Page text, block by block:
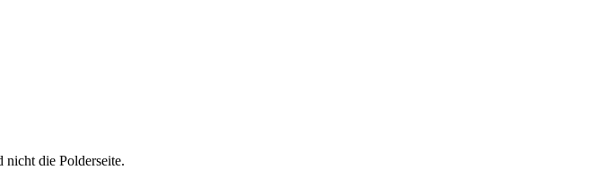
die Polderseite.